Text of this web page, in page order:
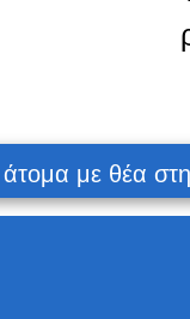
άτομα με θέα